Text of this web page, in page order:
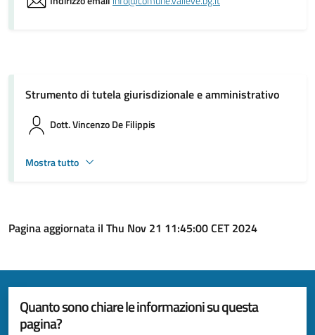
Strumento di tutela giurisdizionale e amministrativo
Dott. Vincenzo De Filippis
Mostra tutto
Pagina aggiornata il Thu Nov 21 11:45:00 CET 2024
Quanto sono chiare le informazioni su questa
pagina?